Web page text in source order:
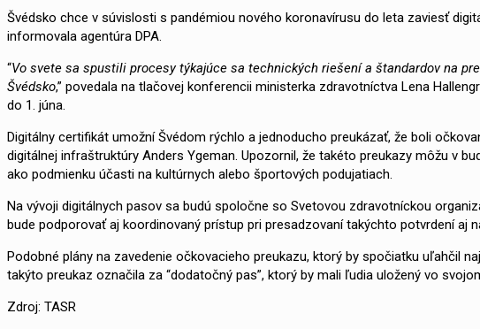
Švédsko chce v súvislosti s pandémiou nového koronavírusu do leta zaviesť
informovala agentúra DPA.
“Vo svete sa spustili procesy týkajúce sa technických riešení a štandardov na
Švédsko,” povedala na tlačovej konferencii ministerka zdravotníctva Lena
do 1. júna.
Digitálny certifikát umožní Švédom rýchlo a jednoducho preukázať, že boli
digitálnej infraštruktúry Anders Ygeman. Upozornil, že takéto preukazy môžu v
ako podmienku účasti na kultúrnych alebo športových podujatiach.
Na vývoji digitálnych pasov sa budú spoločne so Svetovou zdravotníckou
bude podporovať aj koordinovaný prístup pri presadzovaní takýchto potvrdení aj
Podobné plány na zavedenie očkovacieho preukazu, ktorý by spočiatku uľahčil
takýto preukaz označila za “dodatočný pas”, ktorý by mali ľudia uložený vo
Zdroj: TASR